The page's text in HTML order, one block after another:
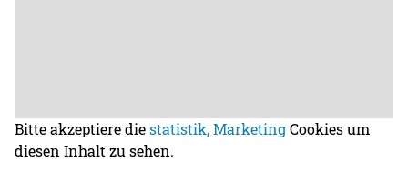
Bitte akzeptiere diestatistik, MarketingCookies um
diesen Inhalt zu sehen.